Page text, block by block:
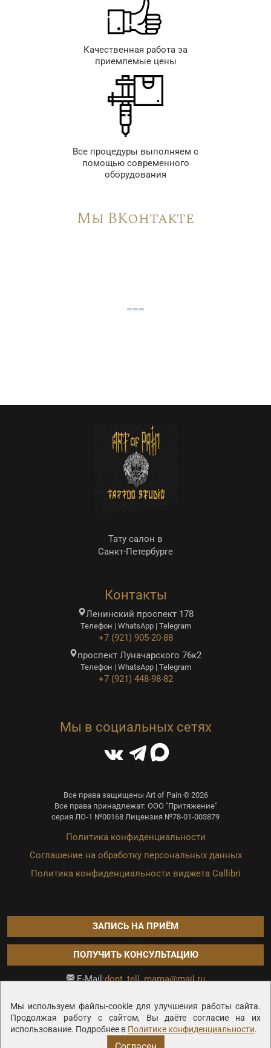
Мы используем файлы-cookie для улучшения работы сайта.
Продолжая работу с сайтом, Вы даёте согласие на их
использование. Подробнее в Политике конфиденциальности.
Качественная работа за
приемлемые цены
Все процедуры выполняем с
помощью современного
оборудования
Мы ВКонтакте
Тату салон в
Санкт-Петербурге
Контакты
Ленинский проспект 178
Телефон | WhatsApp | Telegram
+7 (921) 905-20-88
проспект Луначарского 76к2
Телефон | WhatsApp | Telegram
+7 (921) 448-98-82
Мы в социальных сетях
Все права защищены Art of Pain © 2026
Все права принадлежат: ООО "Притяжение"
серия ЛО-1 №00168 Лицензия №78-01-003879
Политика конфиденциальности
Соглашение на обработку персональных данных
Политика конфиденциальности виджета Callibri
ЗАПИСЬ НА ПРИЁМ
ПОЛУЧИТЬ КОНСУЛЬТАЦИЮ
E-Mail:dont_tell_mama@mail.ru